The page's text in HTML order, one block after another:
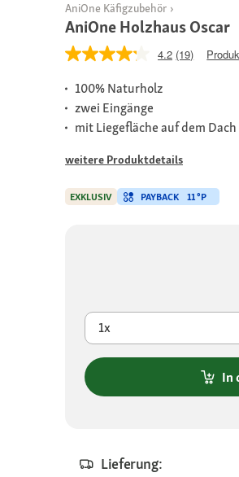
AniOne Käfigzubehör
AniOne Holzhaus Oscar
4.2 (19)
100% Naturholz
zwei Eingänge
mit Liegefläche auf dem Dach
weitere Produktdetails
EXKLUSIV PAYBACK 11 °P
1x
In
Lieferung: